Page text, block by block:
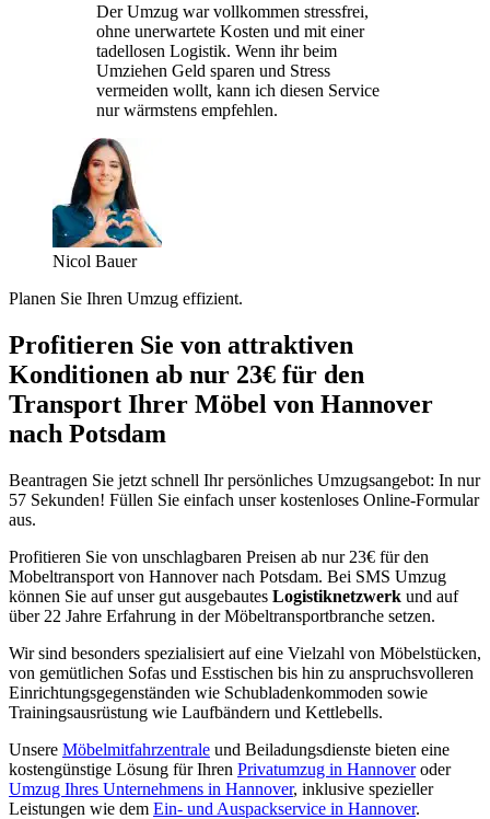
Der Umzug war vollkommen stressfrei,
ohne unerwartete Kosten und mit einer
tadellosen Logistik. Wenn ihr beim
Umziehen Geld sparen und Stress
vermeiden wollt, kann ich diesen Service
nur wärmstens empfehlen.
Nicol Bauer
Planen Sie Ihren Umzug effizient.
Profitieren Sie von attraktiven
Konditionen ab nur 23€ für den
Transport Ihrer Möbel von Hannover
nach Potsdam
Beantragen Sie jetzt schnell Ihr persönliches Umzugsangebot: In nur
57 Sekunden! Füllen Sie einfach unser kostenloses Online-Formular
aus.
Profitieren Sie von unschlagbaren Preisen ab nur 23€ für den
Mobeltransport von Hannover nach Potsdam. Bei SMS Umzug
können Sie auf unser gut ausgebautes Logistiknetzwerk und auf
über 22 Jahre Erfahrung in der Möbeltransportbranche setzen.
Wir sind besonders spezialisiert auf eine Vielzahl von Möbelstücken,
von gemütlichen Sofas und Esstischen bis hin zu anspruchsvolleren
Einrichtungsgegenständen wie Schubladenkommoden sowie
Trainingsausrüstung wie Laufbändern und Kettlebells.
Unsere Möbelmitfahrzentrale und Beiladungsdienste bieten eine
kostengünstige Lösung für Ihren Privatumzug in Hannoveroder
Umzug Ihres Unternehmens in Hannover, inklusive spezieller
Leistungen wie dem Ein- und Auspackservice in Hannover.